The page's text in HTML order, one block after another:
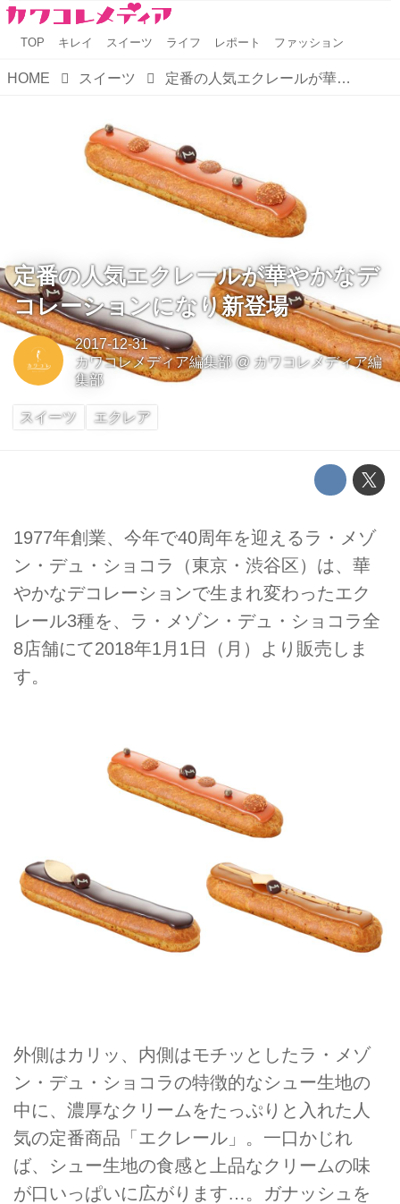
TOP キレイ スイーツ ライフ レポート ファッション
HOME スイーツ 定番の人気エクレールが華やかなデコレーションになり新登場
定番の人気エクレールが華やかなデ
コレーションになり新登場
2017-12-31
カワコレメディア編集部@ カワコレメディア編
集部
スイーツ エクレア
1977年創業、今年で40周年を迎えるラ・メゾ
ン・デュ・ショコラ（東京・渋谷区）は、華
やかなデコレーションで生まれ変わったエク
レール3種を、ラ・メゾン・デュ・ショコラ全
8店舗にて2018年1月1日（月）より販売しま
す。
外側はカリッ、内側はモチッとしたラ・メゾ
ン・デュ・ショコラの特徴的なシュー生地の
中に、濃厚なクリームをたっぷりと入れた人
気の定番商品「エクレール」。一口かじれ
ば、シュー生地の食感と上品なクリームの味
が口いっぱいに広がります…。ガナッシュを